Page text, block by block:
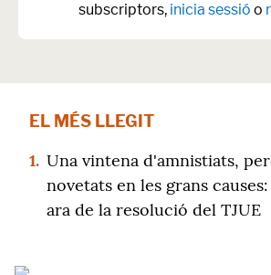
subscriptors, inicia sessió o
EL MÉS LLEGIT
1. Una vintena d'amnistiats,
novetats en les grans
ara de la resolució del TJUE